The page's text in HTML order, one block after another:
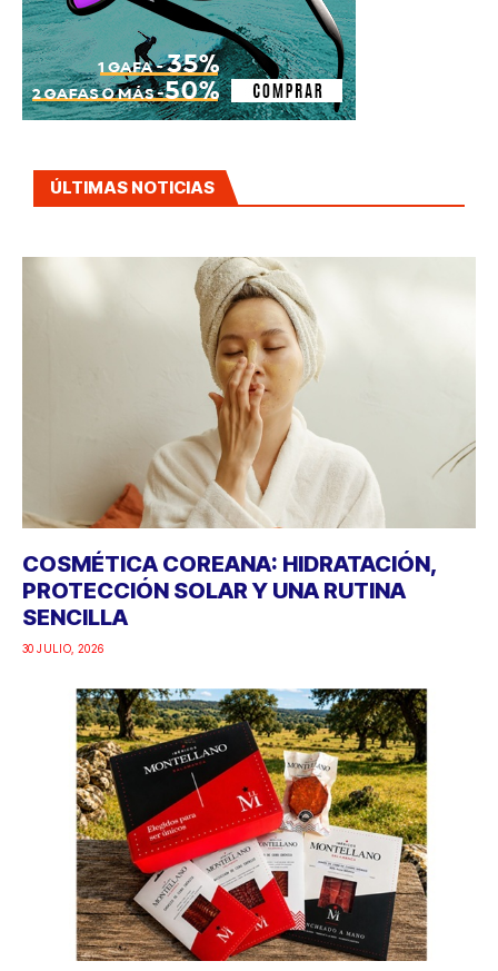
ÚLTIMAS NOTICIAS
COSMÉTICA COREANA: HIDRATACIÓN,
PROTECCIÓN SOLAR Y UNA RUTINA
SENCILLA
30 JULIO, 2026